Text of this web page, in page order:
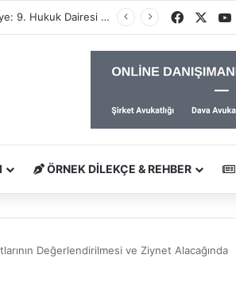
İhtiyaç Nedeniyle Tahliye: 9. Hukuk Dairesi 2025/7083 K. Facebook
ÖRNEK DILEKÇE & REHBER
Değerlendirilmesi ve Ziynet Alacağında